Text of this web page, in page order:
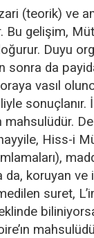
(teorik) ve
Bu gelişim,
Duyu
sonra da
vasıl
sonuçlanır.
mahsulüdür.
Hiss-i
da, koruyan ve
suret,